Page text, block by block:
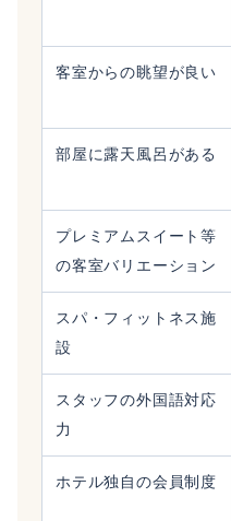
客室からの眺望が良い
部屋に露天風呂がある
プレミアムスイート等
の客室バリエーション
スパ・フィットネス施
設
スタッフの外国語対応
力
ホテル独自の会員制度